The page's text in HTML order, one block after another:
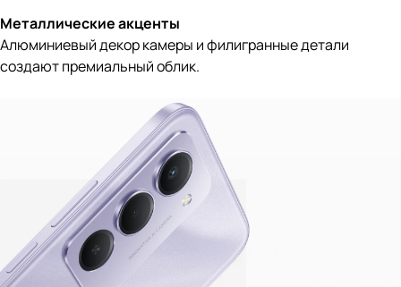
Металлические акценты
Алюминиевый декор камеры и филигранные детали
создают премиальный облик.